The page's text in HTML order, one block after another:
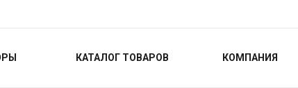
КАТАЛОГ ТОВАРОВ КОМПАНИЯ